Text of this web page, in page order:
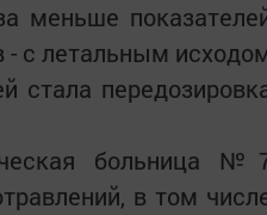
меньше
- с летальным
стала
больница
в том